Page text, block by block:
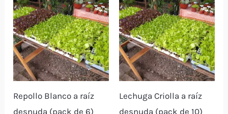
cantidad
Repollo Blanco a raíz
desnuda (pack de 6)
Lechuga Criolla a raíz
desnuda (pack de 10)